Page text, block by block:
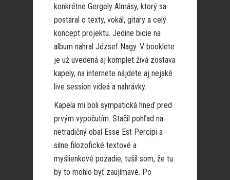
konkrétne Gergely Almásy, ktorý sa
postaral o texty, vokál, gitary a celý
koncept projektu. Jedine bicie na
album nahral József Nagy. V booklete
je už uvedená aj komplet živá zostava
kapely, na internete nájdete aj nejaké
live session videá a nahrávky.
Kapela mi boli sympatická hneď pred
prvým vypočutím. Stačil pohľad na
netradičný obal Esse Est Percipi a
silne filozofické textové a
myšlienkové pozadie, tušil som, že tu
by to mohlo byť zaujímavé. Po